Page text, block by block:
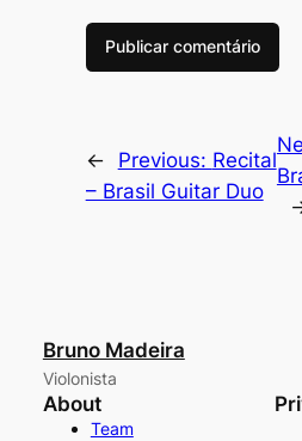
← Previous: Recital
– Brasil Guitar Duo
Bruno Madeira
Violonista
About
Team